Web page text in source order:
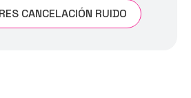
CANCELACIÓN RUIDO